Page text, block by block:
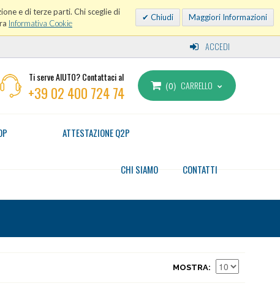
e di terze parti. Chi sceglie di
Informativa Cookie
Chiudi Maggiori Informazioni
ACCEDI
Ti serve AIUTO? Contattaci al
+39 02 400 724 74 0 CARRELLO
ATTESTAZIONE Q2P
CONTATTI
CHI SIAMO
MOSTRA